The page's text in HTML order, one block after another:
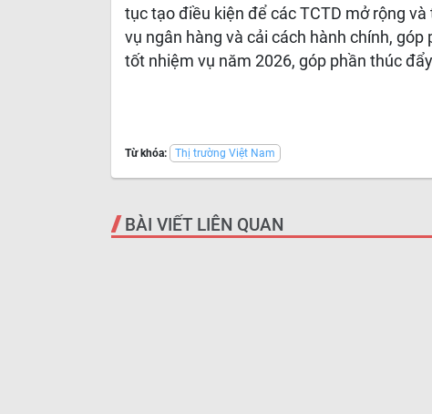
tục tạo điều kiện để các TCTD mở rộng
vụ ngân hàng và cải cách hành chính,
tốt nhiệm vụ năm 2026, góp phần thúc
Từ khóa: Thị trường Việt Nam
BÀI VIẾT LIÊN QUAN